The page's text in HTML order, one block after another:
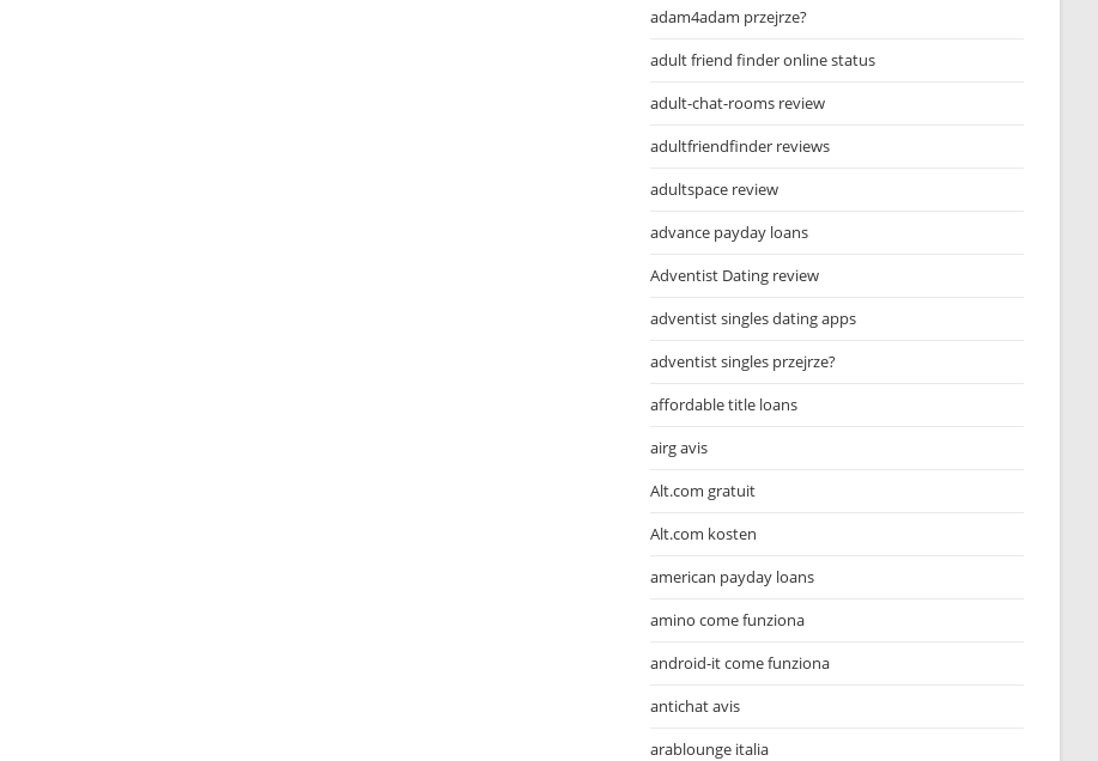
adam4adam przejrze?
adult friend finder online status
adult-chat-rooms review
adultfriendfinder reviews
adultspace review
advance payday loans
Adventist Dating review
adventist singles dating apps
adventist singles przejrze?
affordable title loans
airg avis
Alt.com gratuit
Alt.com kosten
american payday loans
amino come funziona
android-it come funziona
antichat avis
arablounge italia